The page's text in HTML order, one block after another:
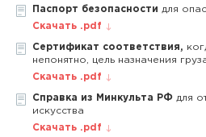
Паспорт безопасности для
Скачать .pdf
Сертификат соответствия,
непонятно, цель назначения
Скачать .pdf
Справка из Минкульта РФ для
искусства
Скачать .pdf